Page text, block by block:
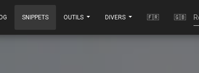
SNIPPETS OUTILS DIVERS 🇫🇷 🇬🇧